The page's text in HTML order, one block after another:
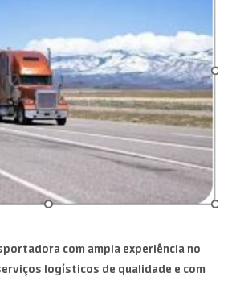
com ampla experiência no
logísticos de qualidade e com